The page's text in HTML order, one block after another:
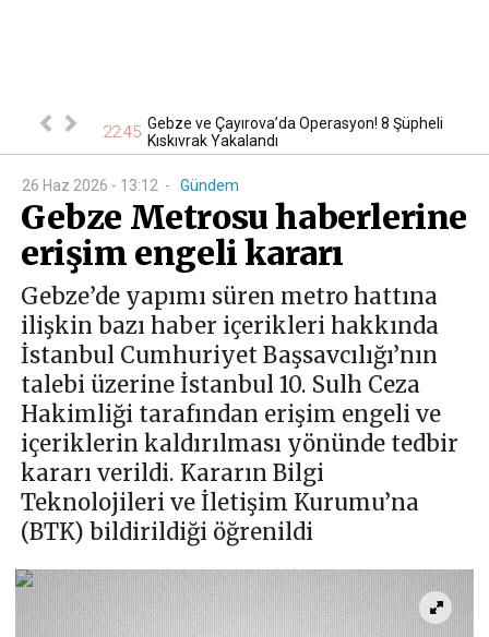
hayatını 22:45 Gebze ve Çayırova’da Operasyon! 8 Şüpheli
Kıskıvrak Yakalandı
26 Haz 2026 - 13:12 - Gündem
Gebze Metrosu haberlerine
erişim engeli kararı
Gebze’de yapımı süren metro hattına
ilişkin bazı haber içerikleri hakkında
İstanbul Cumhuriyet Başsavcılığı’nın
talebi üzerine İstanbul 10. Sulh Ceza
Hakimliği tarafından erişim engeli ve
içeriklerin kaldırılması yönünde tedbir
kararı verildi. Kararın Bilgi
Teknolojileri ve İletişim Kurumu’na
(BTK) bildirildiği öğrenildi